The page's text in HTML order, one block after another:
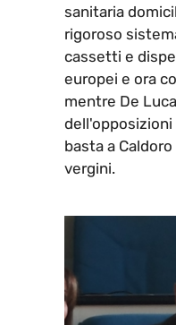
sanitaria
rigoroso
cassetti e
europei e ora
mentre De
dell'opposizioni
basta a
vergini.